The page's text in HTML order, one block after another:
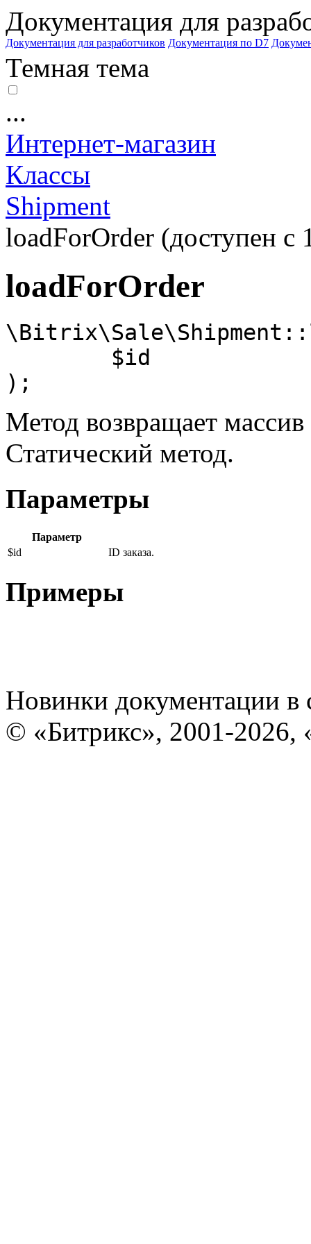
Документация для
Документация для разработчиков Документация по D7
Темная тема
...
Интернет-магазин
Классы
Shipment
loadForOrder (доступен с
loadForOrder
);
Метод возвращает массив
Статический метод.
Параметры
Параметр
$id
ID заказа.
Примеры
Новинки документации в
© «Битрикс», 2001-2026,